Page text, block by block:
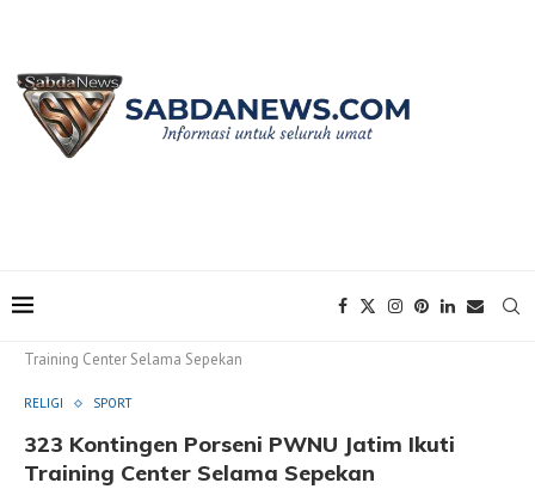
Training Center Selama Sepekan
RELIGI SPORT
323 Kontingen Porseni PWNU Jatim Ikuti
Training Center Selama Sepekan